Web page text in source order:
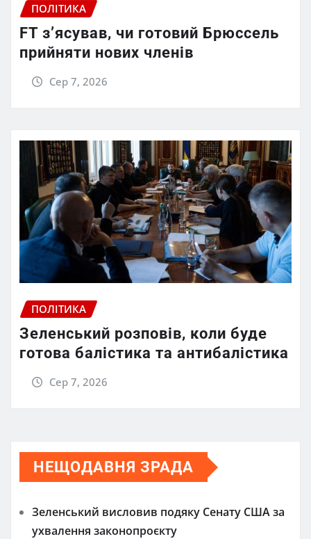
ПОЛІТИКА
FT зʼясував, чи готовий Брюссель
прийняти нових членів
Сер 7, 2026
ПОЛІТИКА
Зеленський розповів, коли буде
готова балістика та антибалістика
Сер 7, 2026
НЕЩОДАВНЯ ЗРАДА
Зеленський висловив подяку Сенату США за
ухвалення законопроєкту